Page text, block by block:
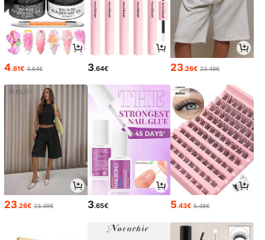
4.61€ 4.64€ 3.64€ 23.26€ 23.49€
23.26€ 23.49€ 3.65€ 5.43€ 5.48€